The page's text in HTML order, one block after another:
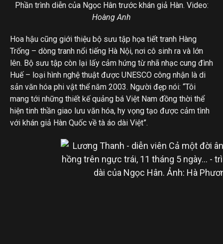
Phần trình diễn của Ngọc Hân trước khán giả Hàn. Video:
Hoàng Anh
Hoa hậu cũng giới thiệu bộ sưu tập họa tiết tranh Hàng
Trống – dòng tranh nổi tiếng Hà Nội, nơi cô sinh ra và lớn
lên. Bộ sưu tập còn lại lấy cảm hứng từ nhã nhạc cung đình
Huế – loại hình nghệ thuật được UNESCO công nhận là di
sản văn hóa phi vật thể năm 2003. Người đẹp nói: “Tôi
mang tới những thiết kế quảng bá Việt Nam đồng thời thể
hiện tinh thần giao lưu văn hóa, hy vọng tạo được cảm tình
với khán giả Hàn Quốc về tà áo dài Việt”.